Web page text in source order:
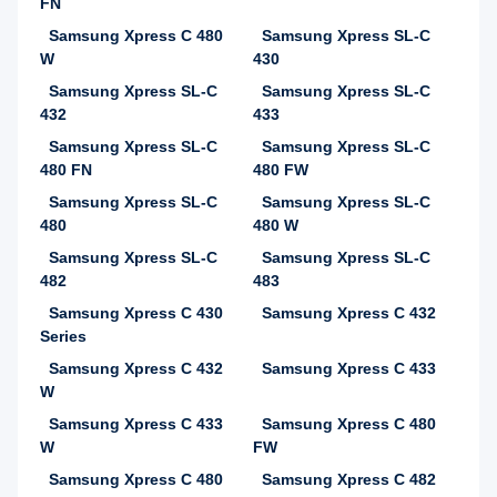
FN
Samsung Xpress C 480
W
Samsung Xpress SL-C
430
Samsung Xpress SL-C
432
Samsung Xpress SL-C
433
Samsung Xpress SL-C
480 FN
Samsung Xpress SL-C
480 FW
Samsung Xpress SL-C
480
Samsung Xpress SL-C
480 W
Samsung Xpress SL-C
482
Samsung Xpress SL-C
483
Samsung Xpress C 430
Series
Samsung Xpress C 432
Samsung Xpress C 432
W
Samsung Xpress C 433
Samsung Xpress C 433
W
Samsung Xpress C 480
FW
Samsung Xpress C 480
Samsung Xpress C 482